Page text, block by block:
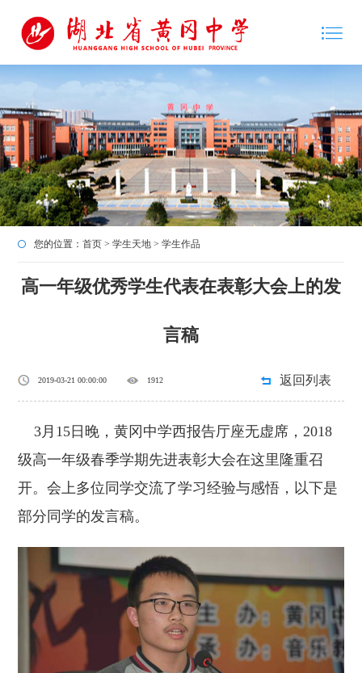
您的位置：首页 >学生天地 >学生作品
高一年级优秀学生代表在表彰大会上的发
言稿
2019-03-21 00:00:00 1912 返回列表
3月15日晚，黄冈中学西报告厅座无虚席，2018
级高一年级春季学期先进表彰大会在这里隆重召
开。会上多位同学交流了学习经验与感悟，以下是
部分同学的发言稿。